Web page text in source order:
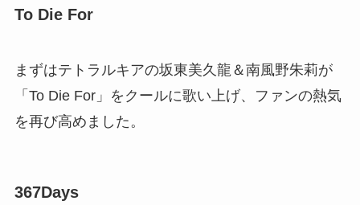
To Die For
まずはテトラルキアの坂東美久龍＆南風野朱莉が
「To Die For」をクールに歌い上げ、ファンの熱気
を再び高めました。
367Days